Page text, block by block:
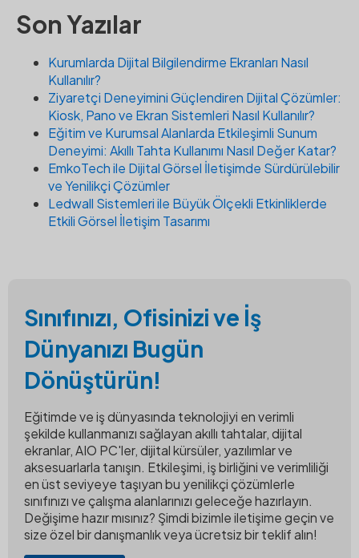
Son Yazılar
Kurumlarda Dijital Bilgilendirme Ekranları Nasıl
Kullanılır?
Ziyaretçi Deneyimini Güçlendiren Dijital Çözümler:
Kiosk, Pano ve Ekran Sistemleri Nasıl Kullanılır?
Eğitim ve Kurumsal Alanlarda Etkileşimli Sunum
Deneyimi: Akıllı Tahta Kullanımı Nasıl Değer Katar?
EmkoTech ile Dijital Görsel İletişimde Sürdürülebilir
ve Yenilikçi Çözümler
Ledwall Sistemleri ile Büyük Ölçekli Etkinliklerde
Etkili Görsel İletişim Tasarımı
Sınıfınızı, Ofisinizi ve İş
Dünyanızı Bugün
Dönüştürün!
Eğitimde ve iş dünyasında teknolojiyi en verimli
şekilde kullanmanızı sağlayan akıllı tahtalar, dijital
ekranlar, AIO PC'ler, dijital kürsüler, yazılımlar ve
aksesuarlarla tanışın. Etkileşimi, iş birliğini ve verimliliği
en üst seviyeye taşıyan bu yenilikçi çözümlerle
sınıfınızı ve çalışma alanlarınızı geleceğe hazırlayın.
Değişime hazır mısınız? Şimdi bizimle iletişime geçin ve
size özel bir danışmanlık veya ücretsiz bir teklif alın!